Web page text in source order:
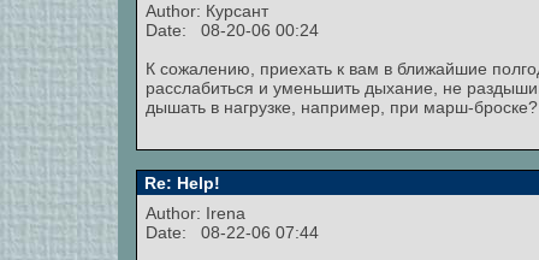
Author: Курсант
Date: 08-20-06 00:24
К сожалению, приехать к вам в ближайшие
расслабиться и уменьшить дыхание, не
дышать в нагрузке, например, при марш-
Re: Help!
Author: Irena
Date: 08-22-06 07:44